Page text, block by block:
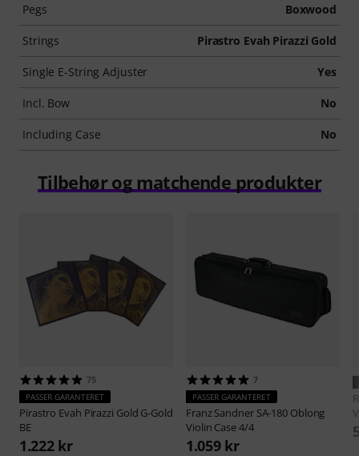
Pegs Boxwood
Strings Pirastro Evah Pirazzi Gold
Single E-String Adjuster Yes
Incl. Bow No
Including Case No
Tilbehør og matchende produkter
75
PASSER GARANTERET
Pirastro Evah Pirazzi Gold G-Gold
BE
1.222 kr
7
PASSER GARANTERET
Franz Sandner SA-180 Oblong
Violin Case 4/4
1.059 kr